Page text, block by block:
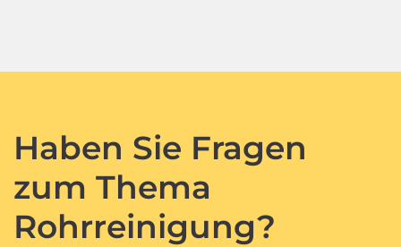
Haben Sie Fragen
zum Thema
Rohrreinigung?